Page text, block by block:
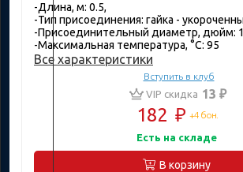
-Длина, м: 0.5,
-Тип присоединения: гайка -
-Присоединительный диаметр, дюйм:
-Максимальная температура, °C: 95
Все характеристики
Вступить в клуб
VIP скидка 13 ₽
182 ₽ +4 бон.
Есть на складе
В корзину